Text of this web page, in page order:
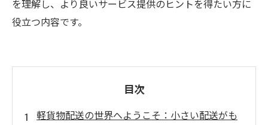
を理解し、より良いサービス提供のヒントを得たい方に
役立つ内容です。
目次
軽貨物配送の世界へようこそ：小さい配送がも